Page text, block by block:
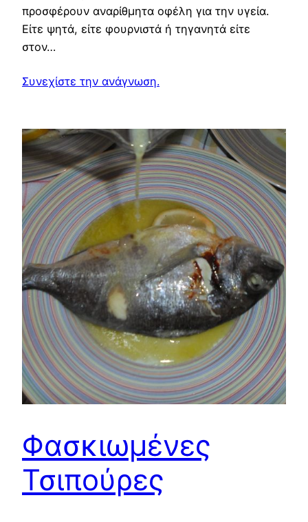
προσφέρουν αναρίθμητα οφέλη για την υγεία.
Είτε ψητά, είτε φουρνιστά ή τηγανητά είτε
στον…
Συνεχίστε την ανάγνωση.
Φασκιωμένες
Τσιπούρες